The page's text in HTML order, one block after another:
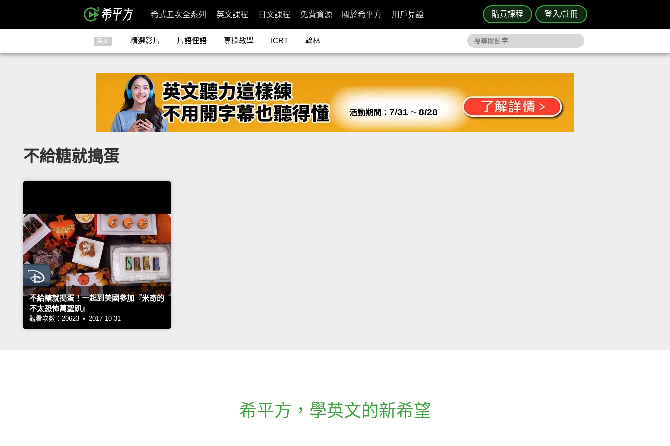
購買課程 登入/註冊
希式五次全系列 英文課程 日文課程 免費資源 關於希平方 用戶見證
英文 精選影片 片語俚語 專欄教學 ICRT 翰林
活動期間： 7/31 ~ 8/28
不給糖就搗蛋
不給糖就搗蛋！一起到美國參加『米奇的
不太恐怖萬聖趴』
觀看次數：20623 • 2017-10-31
希平方 ， 學英文的新希望